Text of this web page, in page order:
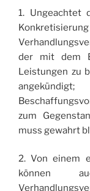
1. Ungeachtet
der mit dem
Leistungen zu
zum
muss gewahrt
2. Von einem
können